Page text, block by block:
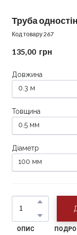
Труба
Код товару 267
135,00  грн
Довжина
Товщина
Діаметр
ОПИС